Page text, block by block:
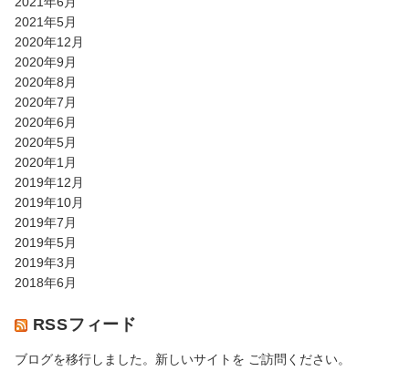
2021年5月
2020年12月
2020年9月
2020年8月
2020年7月
2020年6月
2020年5月
2020年1月
2019年12月
2019年10月
2019年7月
2019年5月
2019年3月
2018年6月
RSSフィード
ブログを移行しました。新しいサイトを ご訪問ください。